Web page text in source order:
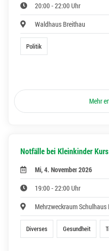
20:00 - 22:00 Uhr
Waldhaus Breithau
Politik
Mehr
Notfälle bei Kleinkinder
Mi, 4. November 2026
19:00 - 22:00 Uhr
Mehrzweckraum Schulhaus
Diverses Gesundheit